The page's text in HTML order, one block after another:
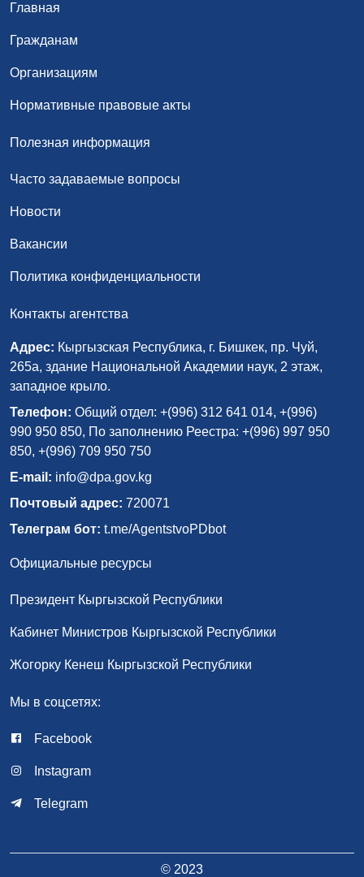
Главная
Гражданам
Организациям
Нормативные правовые акты
Полезная информация
Часто задаваемые вопросы
Новости
Вакансии
Политика конфиденциальности
Контакты агентства
Адрес: Кыргызская Республика, г. Бишкек, пр. Чуй,
265а, здание Национальной Академии наук, 2 этаж,
западное крыло.
Телефон: Общий отдел: +(996) 312 641 014, +(996)
990 950 850, По заполнению Реестра: +(996) 997 950
850, +(996) 709 950 750
E-mail: info@dpa.gov.kg
Почтовый адрес: 720071
Телеграм бот: t.me/AgentstvoPDbot
Официальные ресурсы
Президент Кыргызской Республики
Кабинет Министров Кыргызской Республики
Жогорку Кенеш Кыргызской Республики
Мы в соцсетях:
Facebook
Instagram
Telegram
© 2023